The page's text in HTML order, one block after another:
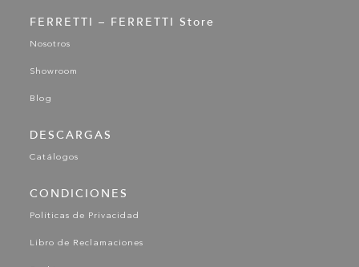
FERRETTI – FERRETTI Store
Nosotros
Showroom
Blog
DESCARGAS
Catálogos
CONDICIONES
Políticas de Privacidad
Libro de Reclamaciones